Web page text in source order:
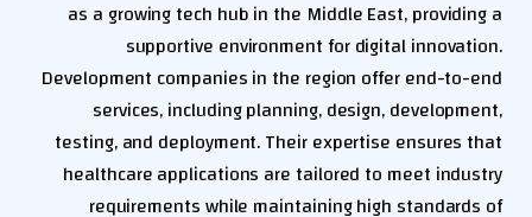
as a growing tech hub in the Middle East, providing a
supportive environment for digital innovation.
Development companies in the region offer end-to-end
services, including planning, design, development,
testing, and deployment. Their expertise ensures that
healthcare applications are tailored to meet industry
requirements while maintaining high standards of